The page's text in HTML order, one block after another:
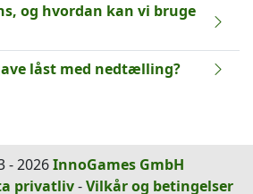
og hvordan kan vi bruge
låst med nedtælling?
- 2026InnoGames GmbH
privatliv-Vilkår og betingelser